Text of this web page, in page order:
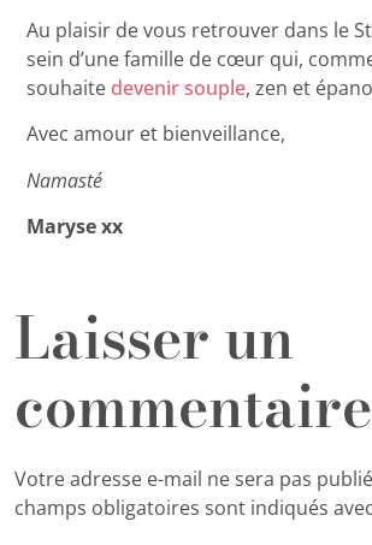
Au plaisir de vous retrouver dans le
sein d’une famille de cœur qui,
souhaite devenir souple, zen et
Avec amour et bienveillance,
Namasté
Maryse xx
Laisser un
commentaire
Votre adresse e-mail ne sera pas
champs obligatoires sont indiqués